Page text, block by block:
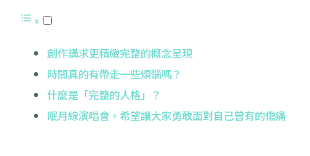
創作講求更精緻完整的概念呈現
時間真的有帶走一些煩惱嗎？
什麼是「完整的人格」？
眠月線演唱會，希望讓大家勇敢面對自己曾有的傷痛